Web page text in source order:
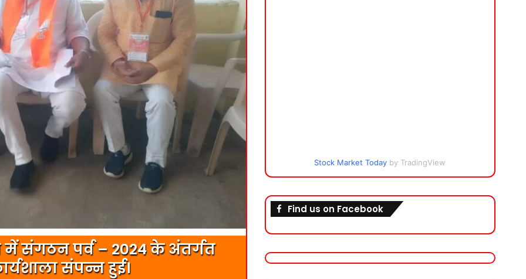
में संगठन पर्व – 2024 के अंतर्गत
संपन्न हुई।
Stock Market Today by TradingView
Find us on Facebook